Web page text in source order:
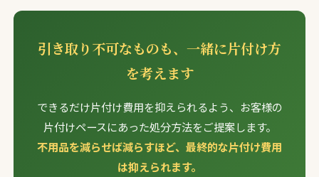
引き取り不可なものも、一緒に片付け方
を考えます
できるだけ片付け費用を抑えられるよう、お客様の
片付けペースにあった処分方法をご提案します。
不用品を減らせば減らすほど、最終的な片付け費用
は抑えられます。